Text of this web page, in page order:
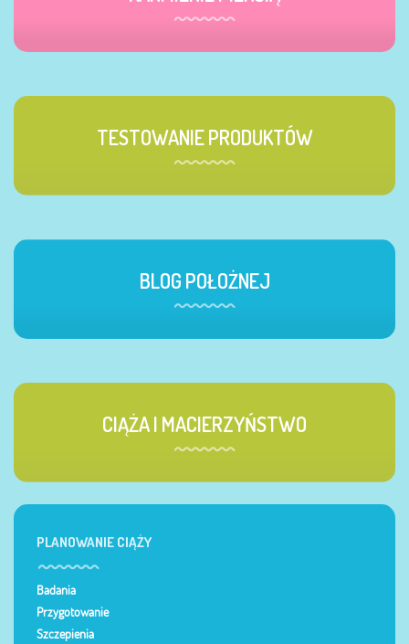
TESTOWANIE PRODUKTÓW
BLOG POŁOŻNEJ
CIĄŻA I MACIERZYŃSTWO
PLANOWANIE CIĄŻY
Badania
Przygotowanie
Szczepienia